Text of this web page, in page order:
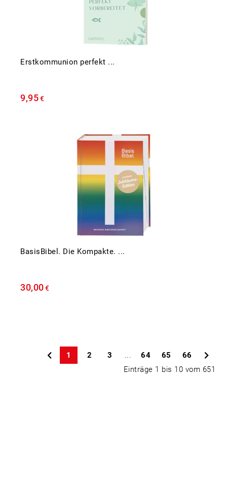
Erstkommunion perfekt ...
9,95€
BasisBibel. Die Kompakte. ...
30,00€
1 2 3 ... 64 65
66
Einträge 1 bis 10 vom 651